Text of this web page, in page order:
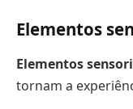
Elementos
Elementos
tornam a